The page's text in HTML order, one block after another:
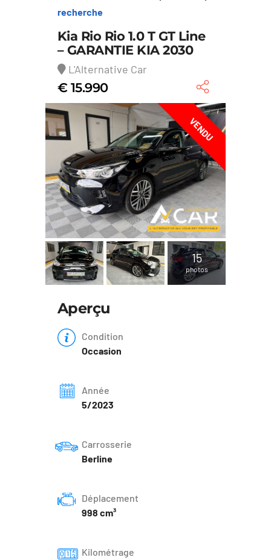
recherche
Kia Rio Rio 1.0 T GT Line
– GARANTIE KIA 2030
L'Alternative Car
€ 15.990
VENDU
15
photos
Aperçu
Condition
Occasion
Année
5/2023
Carrosserie
Berline
Déplacement
998 cm³
Kilométrage